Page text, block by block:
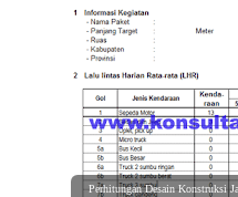
Perhitungan Desain Konstruksi